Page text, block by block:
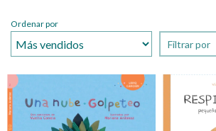
Ordenar por
Filtrar por